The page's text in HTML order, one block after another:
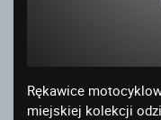
Rękawice
miejskiej kolekcji